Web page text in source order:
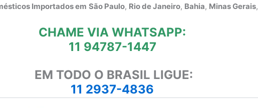
Importados em São Paulo, Rio de Janeiro, Bahia, Minas Gerais,
CHAME VIA WHATSAPP:
11 94787-1447
EM TODO O BRASIL LIGUE:
11 2937-4836